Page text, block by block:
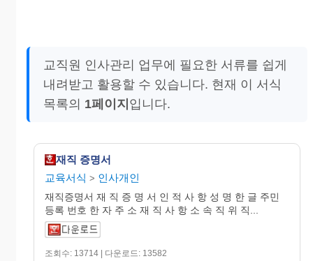
교직원 인사관리 업무에 필요한 서류를 쉽게
내려받고 활용할 수 있습니다. 현재 이 서식
목록의 1페이지 입니다.
재직 증명서
교육서식 > 인사개인
재직증명서 재 직 증 명 서 인 적 사 항 성 명 한 글 주민
등록 번호 한 자 주 소 재 직 사 항 소 속 직 위 직...
조회수: 13714 | 다운로드: 13582